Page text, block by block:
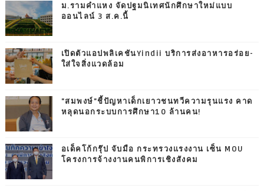
ม.รามคำแหง จัดปฐมนิเทศนักศึกษาใหม่แบบ
ออนไลน์ 3 ส.ค.นี้
เปิดตัวแอปพลิเคชันYindii บริการส่งอาหารอร่อย-
ใส่ใจสิ่งแวดล้อม
"สมพงษ์"ชี้ปัญหาเด็กเยาวชนทวีความรุนแรง คาด
หลุดนอกระบบการศึกษา10 ล้านคน!
อเด็คโก้กรุ๊ป จับมือ กระทรวงแรงงาน เซ็น MOU
โครงการจ้างงานคนพิการเชิงสังคม